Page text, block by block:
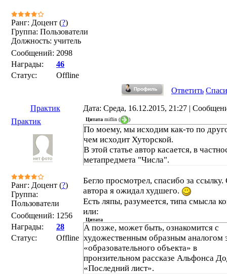
Ранг: Доцент (?)
Группа: Пользователи
Должность: учитель
Сообщений: 2098
Награды:
46
Статус:
Offline
Ответить
Практик
Дата: Среда, 16.12.2015, 21:27 |
Практик
Ранг: Доцент (?)
Группа:
Пользователи
Сообщений: 1256
Награды:
28
Статус:
Offline
Цитата miflin ( )
По моему, мы исходим как-то по
чем исходит Хуторской.
В этой статье автор касается, в
метапредмета "Числа".
Бегло просмотрел, спасибо за ссылку.
автора я ожидал худшего.
Есть ляпы, разумеется, типа смысла
или:
Цитата
А позже, может быть, ознакомится с
художественным образным аналогом
«образовательного объекта» в
пронзительном рассказе Альфонса
«Последний лист».